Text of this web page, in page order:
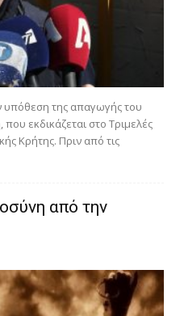
υπόθεση της απαγωγής του
εκδικάζεται στο Τριμελές
Κρήτης. Πριν από τις
από την